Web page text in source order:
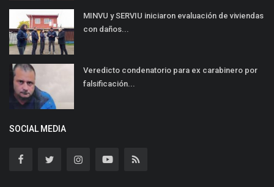
MINVU y SERVIU iniciaron evaluación de viviendas
con daños...
Veredicto condenatorio para ex carabinero por
falsificación...
SOCIAL MEDIA